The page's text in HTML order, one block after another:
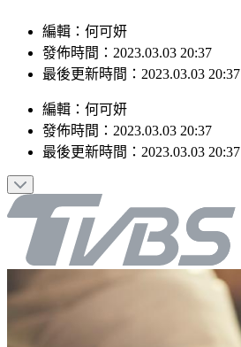
編輯：何可妍
發佈時間：2023.03.03 20:37
最後更新時間：2023.03.03 20:37
編輯 ： 何可妍
發佈時間： 2023.03.03 20:37
最後更新時間： 2023.03.03 20:37